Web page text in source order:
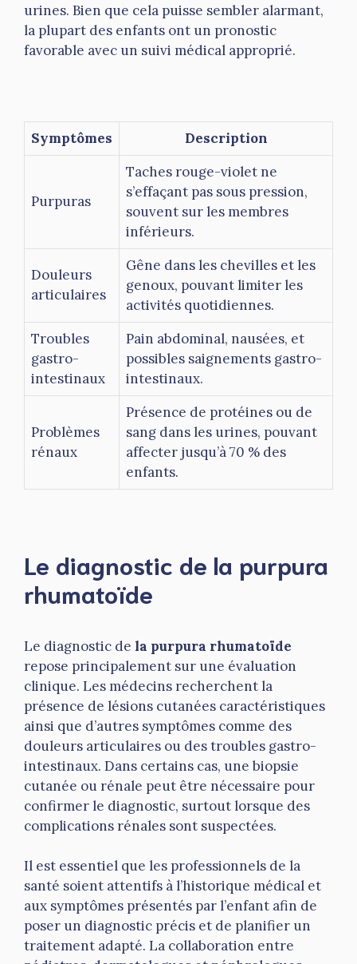
urines. Bien que cela puisse sembler alarmant,
la plupart des enfants ont un pronostic
favorable avec un suivi médical approprié.
Symptômes Description
Purpuras
Taches rouge-violet ne
s’effaçant pas sous pression,
souvent sur les membres
inférieurs.
Douleurs
articulaires
Gêne dans les chevilles et les
genoux, pouvant limiter les
activités quotidiennes.
Troubles
gastro-
intestinaux
Pain abdominal, nausées, et
possibles saignements gastro-
intestinaux.
Problèmes
rénaux
Présence de protéines ou de
sang dans les urines, pouvant
affecter jusqu’à 70 % des
enfants.
Le diagnostic de la purpura
rhumatoïde
Le diagnostic de la purpura rhumatoïde
repose principalement sur une évaluation
clinique. Les médecins recherchent la
présence de lésions cutanées caractéristiques
ainsi que d’autres symptômes comme des
douleurs articulaires ou des troubles gastro-
intestinaux. Dans certains cas, une biopsie
cutanée ou rénale peut être nécessaire pour
confirmer le diagnostic, surtout lorsque des
complications rénales sont suspectées.
Il est essentiel que les professionnels de la
santé soient attentifs à l’historique médical et
aux symptômes présentés par l’enfant afin de
poser un diagnostic précis et de planifier un
traitement adapté. La collaboration entre